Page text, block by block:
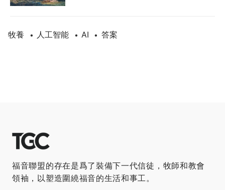
牧養 • 人工智能 • AI • 答案
福音聯盟的存在是爲了裝備下一代信徒，牧師和教會
領袖，以塑造圍繞福音的生活和事工。